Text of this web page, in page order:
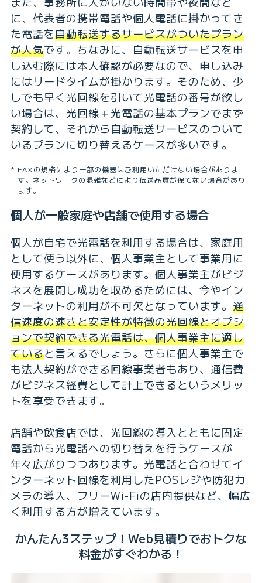
に、代表者の携帯電話や個人電話に掛かってき
た電話を自動転送するサービスがついたプラン
が人気です。ちなみに、自動転送サービスを申
し込む際には本人確認が必要なので、申し込み
にはリードタイムが掛かります。そのため、少
しでも早く光回線を引いて光電話の番号が欲し
い場合は、光回線＋光電話の基本プランでまず
契約して、それから自動転送サービスのついて
いるプランに切り替えるケースが多いです。
FAXの規格により一部の機器はご利用いただけない場合がありま
す。ネットワークの混雑などにより伝送品質が保てない場合があり
ます。
個人が一般家庭や店舗で使用する場合
個人が自宅で光電話を利用する場合は、家庭用
として使う以外に、個人事業主として事業用に
使用するケースがあります。個人事業主がビジ
ネスを展開し成功を収めるためには、今やイン
ターネットの利用が不可欠となっています。 通
信速度の速さと安定性が特徴の光回線とオプシ
ョンで契約できる光電話は、個人事業主に適し
ていると言えるでしょう。さらに個人事業主で
も法人契約ができる回線事業者もあり、通信費
がビジネス経費として計上できるというメリッ
トを享受できます。
店舗や飲食店では、光回線の導入とともに固定
電話から光電話への切り替えを行うケースが
年々広がりつつあります。光電話と合わせてイ
ンターネット回線を利用したPOSレジや防犯カ
メラの導入、フリーWi-Fiの店内提供など、幅広
く利用する方が増えています。
かんたん3ステップ！Web見積りでおトクな
料金がすぐわかる！